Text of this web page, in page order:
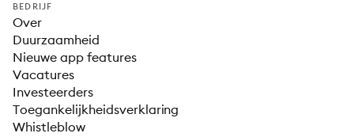
BEDRIJF
Over
Duurzaamheid
Nieuwe app features
Vacatures
Investeerders
Toegankelijkheidsverklaring
Whistleblow